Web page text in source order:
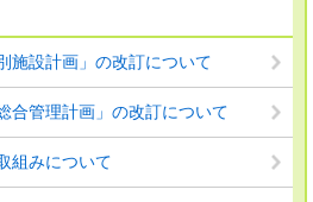
施設計画」の改訂について
合管理計画」の改訂について
組みについて